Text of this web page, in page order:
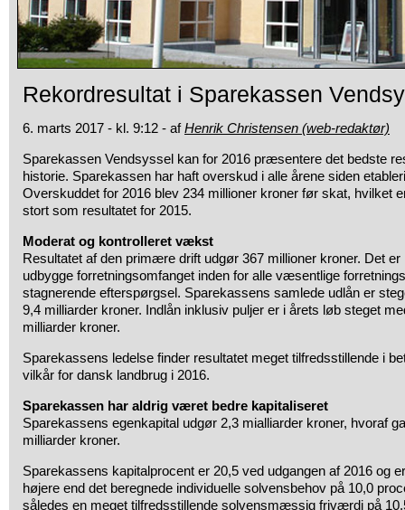
Rekordresultat i Sparekassen
6. marts 2017 - kl. 9:12 - afHenrik Christensen (web-redaktør)
Sparekassen Vendsyssel kan for 2016 præsentere det bedste
historie. Sparekassen har haft overskud i alle årene siden
Overskuddet for 2016 blev 234 millioner kroner før skat, hvilket
stort som resultatet for 2015.
Moderat og kontrolleret vækst
Resultatet af den primære drift udgør 367 millioner kroner. Det
udbygge forretningsomfanget inden for alle væsentlige
stagnerende efterspørgsel. Sparekassens samlede udlån er
9,4 milliarder kroner. Indlån inklusiv puljer er i årets løb steget
milliarder kroner.
Sparekassens ledelse finder resultatet meget tilfredsstillende i
vilkår for dansk landbrug i 2016.
Sparekassen har aldrig været bedre kapitaliseret
Sparekassens egenkapital udgør 2,3 mialliarder kroner, hvoraf
milliarder kroner.
Sparekassens kapitalprocent er 20,5 ved udgangen af 2016 og
højere end det beregnede individuelle solvensbehov på 10,0
således en meget tilfredsstillende solvensmæssig friværdi på